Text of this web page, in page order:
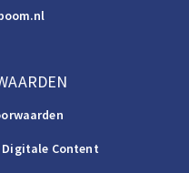
Digitale Content